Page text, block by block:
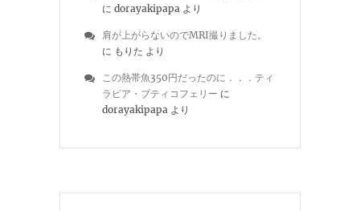
に dorayakipapa より
肩が上がらないのでMRI撮りました。
に もりた より
この熱帯魚350円だったのに．．．ティ
ラピア・ブティコフェリー に
dorayakipapa より